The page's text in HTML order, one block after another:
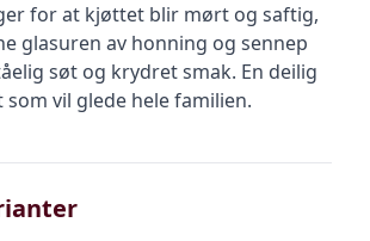
for at kjøttet blir mørt og saftig,
glasuren av honning og sennep
søt og krydret smak. En deilig
vil glede hele familien.